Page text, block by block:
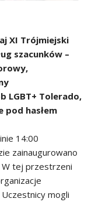
XI Trójmiejski
szacunków –
LGBT+ Tolerado,
pod hasłem
14:00
zainaugurowano
W tej przestrzeni
mogli